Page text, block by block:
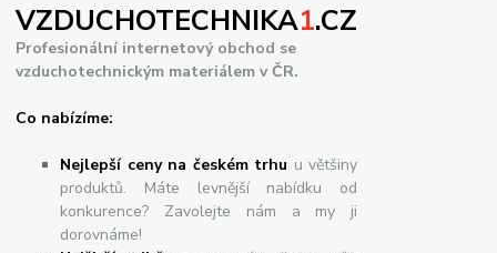
VZDUCHOTECHNIKA1.CZ
Profesionální internetový obchod se
vzduchotechnickým materiálem v ČR.
Co nabízíme:
Nejlepší ceny na českém trhu u většiny
produktů. Máte levnější nabídku od
konkurence? Zavolejte nám a my ji
dorovnáme!